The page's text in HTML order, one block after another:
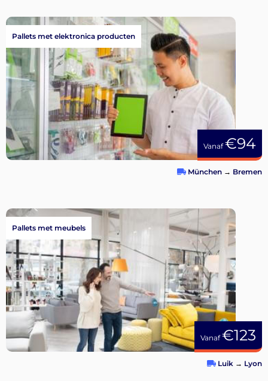
Vanaf€94
Pallets met elektronica producten
München → Bremen
Vanaf€123
Pallets met meubels
Luik → Lyon